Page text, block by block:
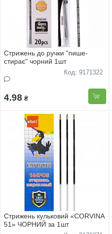
Стрижень до ручки "пише-
стирає" чорний 1шт
Код: 9171322
4.98 ₴
Стрижень кульковий «CORVINA
51» ЧОРНИЙ за 1шт